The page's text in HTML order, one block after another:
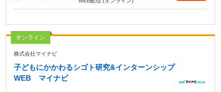
オンライン
株式会社マイナビ
子どもにかかわるシゴト研究&インターンシップ
WEB マイナビ